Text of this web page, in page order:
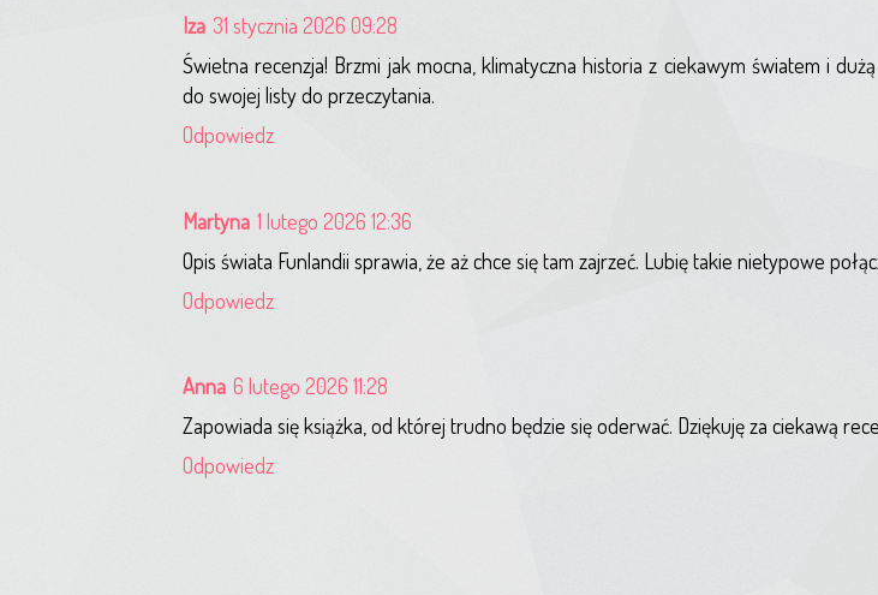
Iza 31 stycznia 2026 09:28
Świetna recenzja! Brzmi jak mocna, klimatyczna historia z ciekawym światem i
do swojej listy do przeczytania.
Odpowiedz
Martyna 1 lutego 2026 12:36
Opis świata Funlandii sprawia, że aż chce się tam zajrzeć. Lubię takie nietypowe
Odpowiedz
Anna 6 lutego 2026 11:28
Zapowiada się książka, od której trudno będzie się oderwać. Dziękuję za ciekawą
Odpowiedz